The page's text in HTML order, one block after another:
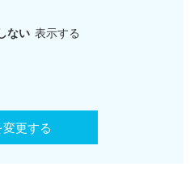
ない 表示する
更する